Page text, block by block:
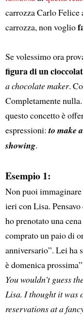
carrozza Carlo Felice
carrozza, non voglio
Se volessimo ora
figura di un
a chocolate maker.
Completamente
questo concetto è
espressioni:to make
showing.
Esempio 1:
Non puoi immaginare
ieri con Lisa.
ho prenotato una
comprato un paio di
anniversario”. Lei ha
è domenica
You wouldn’t guess
Lisa. I thought it was
reservations at a